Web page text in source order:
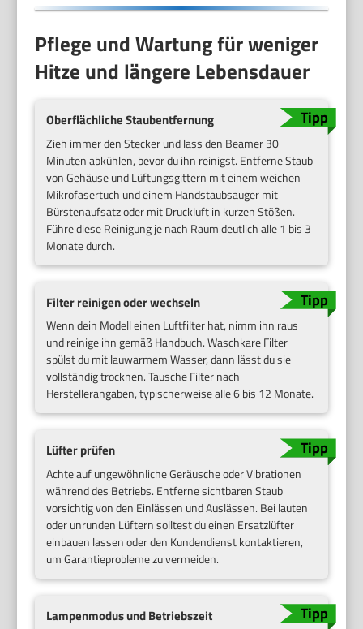
Pflege und Wartung für weniger
Hitze und längere Lebensdauer
Oberflächliche Staubentfernung
Zieh immer den Stecker und lass den Beamer 30
Minuten abkühlen, bevor du ihn reinigst. Entferne Staub
von Gehäuse und Lüftungsgittern mit einem weichen
Mikrofasertuch und einem Handstaubsauger mit
Bürstenaufsatz oder mit Druckluft in kurzen Stößen.
Führe diese Reinigung je nach Raum deutlich alle 1 bis 3
Monate durch.
Filter reinigen oder wechseln
Wenn dein Modell einen Luftfilter hat, nimm ihn raus
und reinige ihn gemäß Handbuch. Waschkare Filter
spülst du mit lauwarmem Wasser, dann lässt du sie
vollständig trocknen. Tausche Filter nach
Herstellerangaben, typischerweise alle 6 bis 12 Monate.
Lüfter prüfen
Achte auf ungewöhnliche Geräusche oder Vibrationen
während des Betriebs. Entferne sichtbaren Staub
vorsichtig von den Einlässen und Auslässen. Bei lauten
oder unrunden Lüftern solltest du einen Ersatzlüfter
einbauen lassen oder den Kundendienst kontaktieren,
um Garantieprobleme zu vermeiden.
Lampenmodus und Betriebszeit